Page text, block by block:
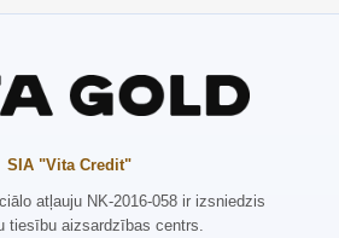
SIA "Vita Credit"
atļauju NK-2016-058 ir izsniedzis
tiesību aizsardzības centrs.